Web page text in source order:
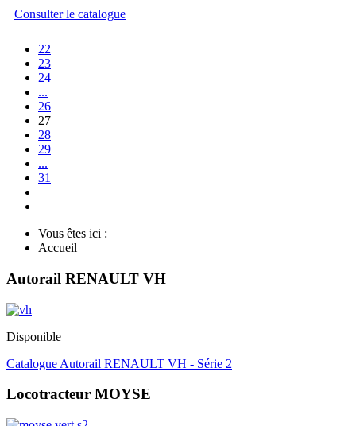
Consulter le catalogue
22
23
24
...
26
27
28
29
...
31
Vous êtes ici :
Accueil
Autorail RENAULT VH
Disponible
Catalogue Autorail RENAULT VH - Série 2
Locotracteur MOYSE